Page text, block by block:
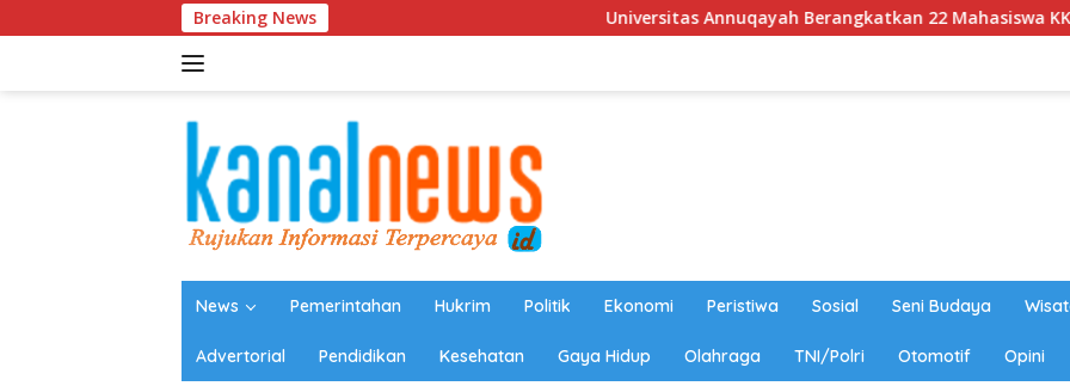
ke
Breaking News Universitas Annuqayah Berangkatkan 22 Mahasiswa KKN Internasional ke
News Pemerintahan Hukrim Politik Ekonomi Peristiwa Sosial Seni Budaya
Advertorial Pendidikan Kesehatan Gaya Hidup Olahraga TNI/Polri Otomotif Opini